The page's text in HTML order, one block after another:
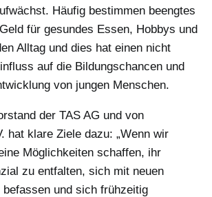
Häufig bestimmen beengtes
für gesundes Essen, Hobbys und
Alltag und dies hat einen nicht
auf die Bildungschancen und
von jungen Menschen.
der TAS AG und von
hat klare Ziele dazu: „Wenn wir
Möglichkeiten schaffen, ihr
zu entfalten, sich mit neuen
befassen und sich frühzeitig